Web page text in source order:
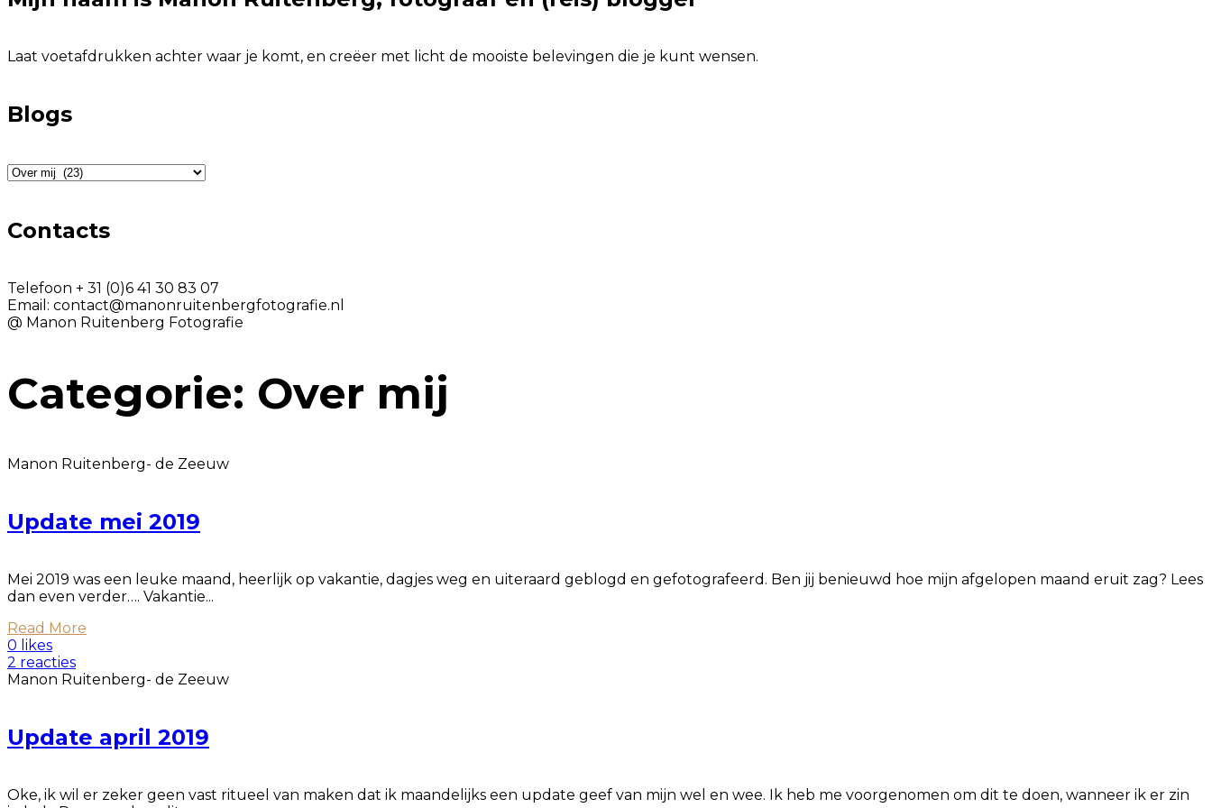
Laat voetafdrukken achter waar je komt, en creëer met licht de mooiste belevingen die je kunt wensen.
Blogs
Blogs
Contacts
Telefoon + 31 (0)6 41 30 83 07
Email: contact@manonruitenbergfotografie.nl
@ Manon Ruitenberg Fotografie
Categorie: Over mij
Manon Ruitenberg- de Zeeuw
Update mei 2019
Mei 2019 was een leuke maand, heerlijk op vakantie, dagjes weg en uiteraard geblogd en gefotografeerd. Ben jij benieuwd hoe mijn afgelopen maand eruit zag? Lees
dan even verder…. Vakantie...
Read More
0 likes
2 reacties
Manon Ruitenberg- de Zeeuw
Update april 2019
Oke, ik wil er zeker geen vast ritueel van maken dat ik maandelijks een update geef van mijn wel en wee. Ik heb me voorgenomen om dit te doen, wanneer ik er zin